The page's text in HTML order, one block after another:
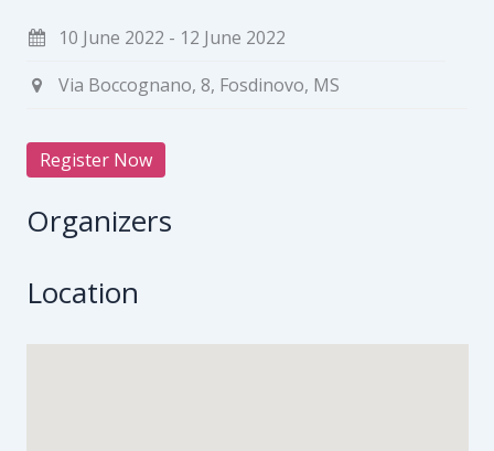
10 June 2022 - 12 June 2022
Via Boccognano, 8, Fosdinovo, MS
Register Now
Organizers
Location